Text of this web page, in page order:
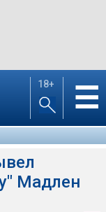
18+ ☰
Мадлен